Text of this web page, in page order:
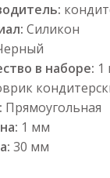
Силикон
в наборе: 1
Прямоугольная
1 мм
30 мм